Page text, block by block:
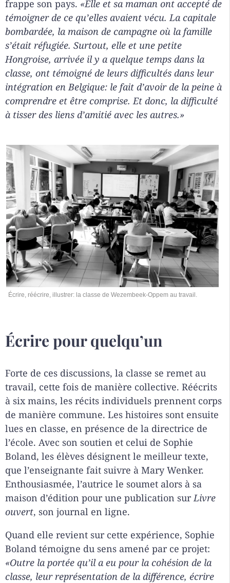
frappe son pays. «Elle et sa maman ont accepté de
témoigner de ce qu’elles avaient vécu. La capitale
bombardée, la maison de campagne où la famille
s’était réfugiée. Surtout, elle et une petite
Hongroise, arrivée il y a quelque temps dans la
classe, ont témoigné de leurs difficultés dans leur
intégration en Belgique: le fait d’avoir de la peine à
comprendre et être comprise. Et donc, la difficulté
à tisser des liens d’amitié avec les autres.»
Écrire, réécrire, illustrer: la classe de Wezembeek-Oppem au travail.
Écrire pour quelqu’un
Forte de ces discussions, la classe se remet au
travail, cette fois de manière collective. Réécrits
à six mains, les récits individuels prennent corps
de manière commune. Les histoires sont ensuite
lues en classe, en présence de la directrice de
l’école. Avec son soutien et celui de Sophie
Boland, les élèves désignent le meilleur texte,
que l’enseignante fait suivre à Mary Wenker.
Enthousiasmée, l’autrice le soumet alors à sa
maison d’édition pour une publication sur Livre
ouvert, son journal en ligne.
Quand elle revient sur cette expérience, Sophie
Boland témoigne du sens amené par ce projet:
«Outre la portée qu’il a eu pour la cohésion de la
classe, leur représentation de la différence, écrire